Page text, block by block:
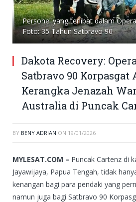
Personel yang terlibat dalam
Foto: 35 Tahun Satbravo 90
Dakota Recovery:
Satbravo 90 Korpasgat
Kerangka Jenazah
Australia di Puncak
BY BENY ADRIAN ON 19/01/2026
MYLESAT.COM – Puncak Cartenz di
Jayawijaya, Papua Tengah, tidak
kenangan bagi para pendaki yang
namun juga bagi Satbravo 90